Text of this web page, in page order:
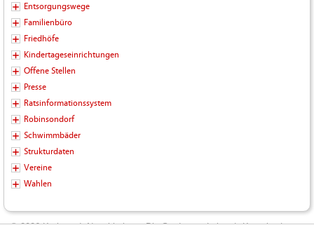
Entsorgungswege
Familienbüro
Friedhöfe
Kindertageseinrichtungen
Offene Stellen
Presse
Ratsinformationssystem
Robinsondorf
Schwimmbäder
Strukturdaten
Vereine
Wahlen